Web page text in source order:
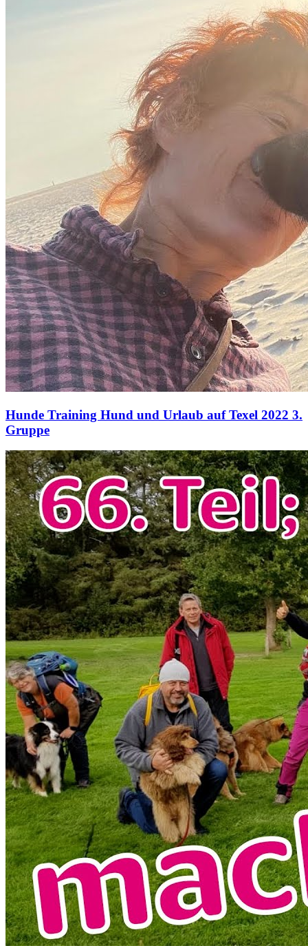
Hunde Training Hund und Urlaub auf Texel 2022 3.
Gruppe